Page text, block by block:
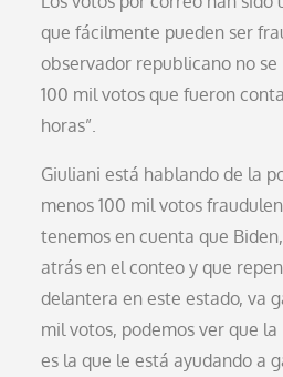
que fácilmente pueden ser
observador republicano no
100 mil votos que fueron
horas”.
Giuliani está hablando de la
menos 100 mil votos
tenemos en cuenta que
atrás en el conteo y que
delantera en este estado, va
mil votos, podemos ver que
es la que le está ayudando a